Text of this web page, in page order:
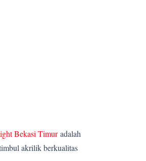
Bekasi Timuradalah
akrilik berkualitas